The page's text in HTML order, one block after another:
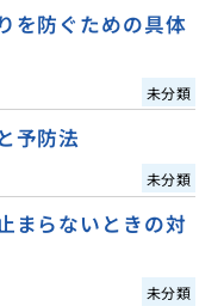
を防ぐための具体
未分類
予防法
未分類
まらないときの対
未分類